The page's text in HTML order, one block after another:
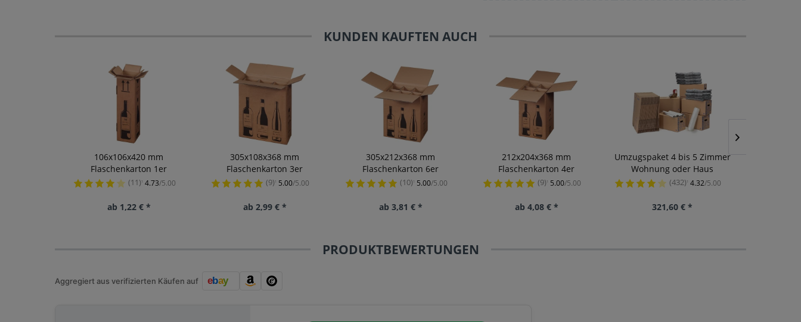
KUNDEN KAUFTEN AUCH
106x106x420 mm
Flaschenkarton 1er
(11)¹ 4.73/5.00
ab 1,22 € *
305x108x368 mm
Flaschenkarton 3er
(9)¹ 5.00/5.00
ab 2,99 € *
305x212x368 mm
Flaschenkarton 6er
(10)¹ 5.00/5.00
ab 3,81 € *
212x204x368 mm
Flaschenkarton 4er
(9)¹ 5.00/5.00
ab 4,08 € *
Umzugspaket 4 bis 5 Zimmer
Wohnung oder Haus
(432)¹ 4.32/5.00
321,60 € *
PRODUKTBEWERTUNGEN
Aggregiert aus verifizierten Käufen auf